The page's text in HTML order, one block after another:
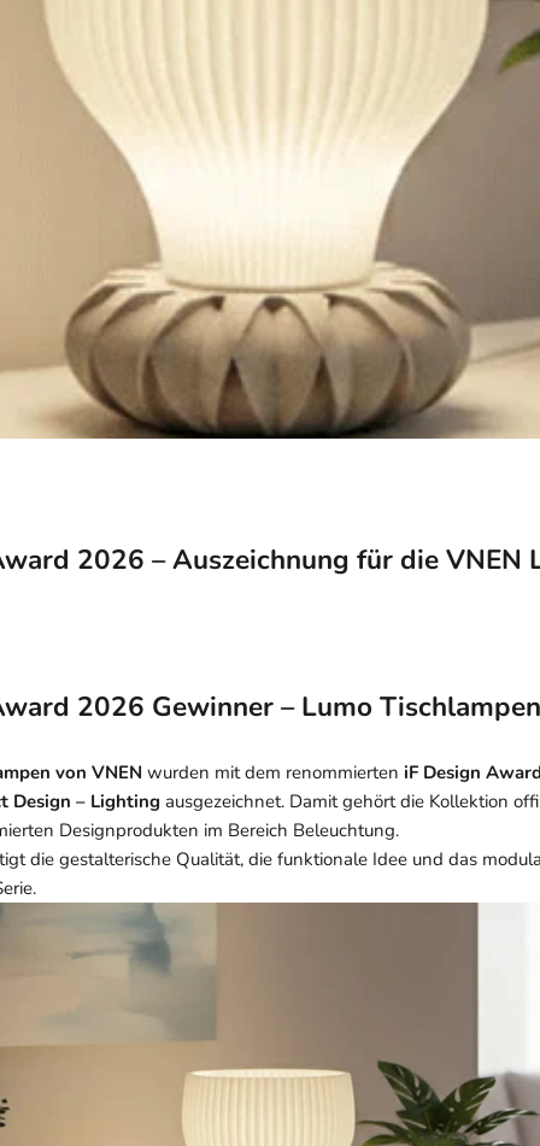
2026 – Auszeichnung für die VNEN
2026 Gewinner – Lumo
von VNEN wurden mit dem renommierten iF Design
Design – Lighting ausgezeichnet. Damit gehört die Kollektion
Designprodukten im Bereich Beleuchtung.
die gestalterische Qualität, die funktionale Idee und das